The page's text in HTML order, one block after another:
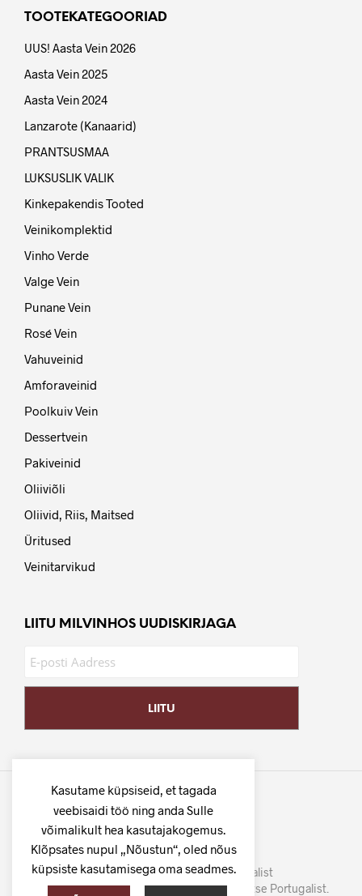
TOOTEKATEGOORIAD
UUS! Aasta Vein 2026
Aasta Vein 2025
Aasta Vein 2024
Lanzarote (Kanaarid)
PRANTSUSMAA
LUKSUSLIK VALIK
Kinkepakendis Tooted
Veinikomplektid
Vinho Verde
Valge Vein
Punane Vein
Rosé Vein
Vahuveinid
Amforaveinid
Poolkuiv Vein
Dessertvein
Pakiveinid
Oliiviõli
Oliivid, Riis, Maitsed
Üritused
Veinitarvikud
LIITU MILVINHOS UUDISKIRJAGA
©MilVinhos- Tuhat veini Portugalist
Parima hinna ja kvaliteedi suhtega veinid otse Portugalist.
Kasutame küpsiseid, et tagada
veebisaidi töö ning anda Sulle
võimalikult hea kasutajakogemus.
Klõpsates nupul „Nõustun“, oled nõus
küpsiste kasutamisega oma seadmes.